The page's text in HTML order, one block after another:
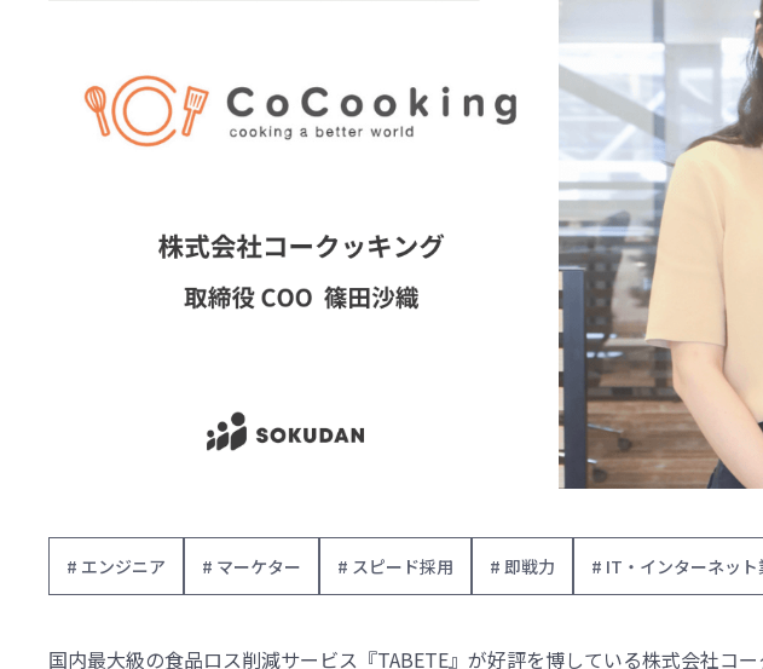
# エンジニア # マーケター # スピード採用 # 即戦力 # IT・インターネット
国内最大級の食品ロス削減サービス『TABETE』が好評を博している株式会社コー